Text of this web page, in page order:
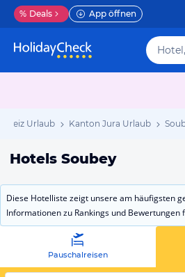
% Deals App öffnen
Urlaub Kanton Jura Urlaub
Hotels Soubey
Diese Hotelliste zeigt unsere am häufigsten
Informationen zu Rankings und Bewertungen
Pauschalreisen